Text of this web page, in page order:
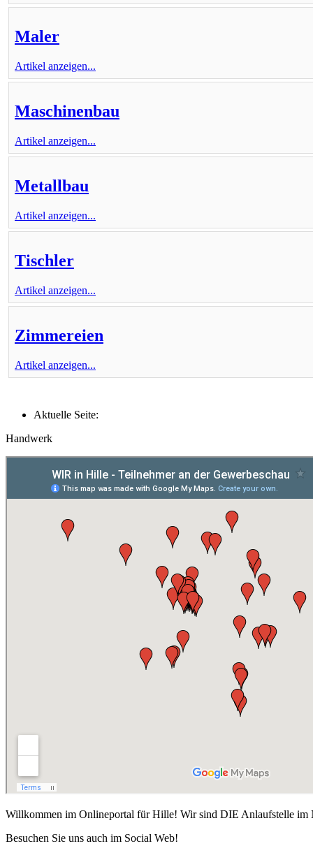
Maler
Artikel anzeigen...
Maschinenbau
Artikel anzeigen...
Metallbau
Artikel anzeigen...
Tischler
Artikel anzeigen...
Zimmereien
Artikel anzeigen...
Aktuelle Seite:
Handwerk
Willkommen im Onlineportal für Hille! Wir sind DIE Anlaufstelle im
Besuchen Sie uns auch im Social Web!